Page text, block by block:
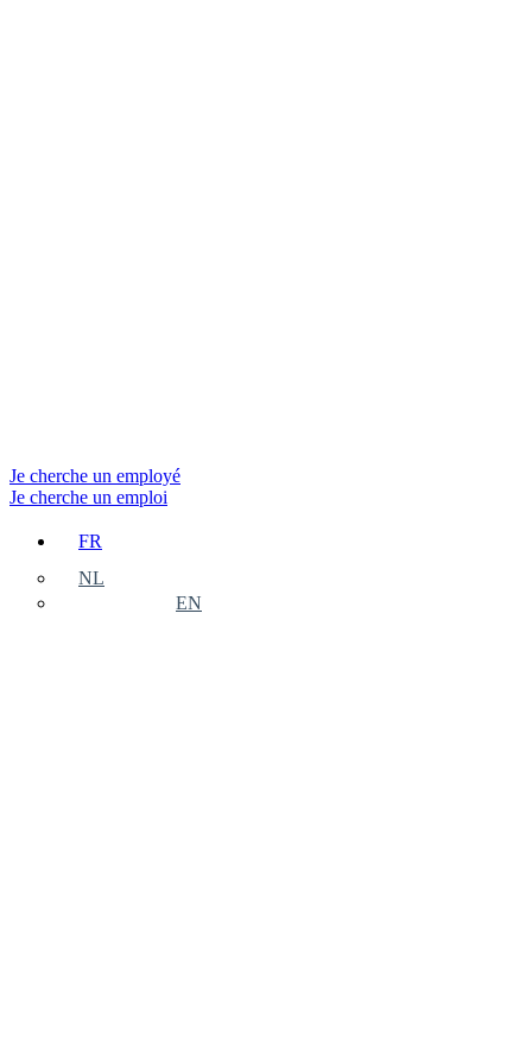
Je cherche un employé
Je cherche un emploi
FR
NL
EN